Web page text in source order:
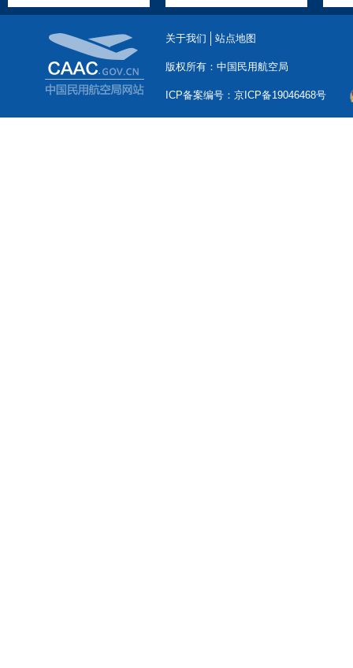
关于我们 站点地图
版权所有：中国民用航空局
ICP备案编号：京ICP备19046468号